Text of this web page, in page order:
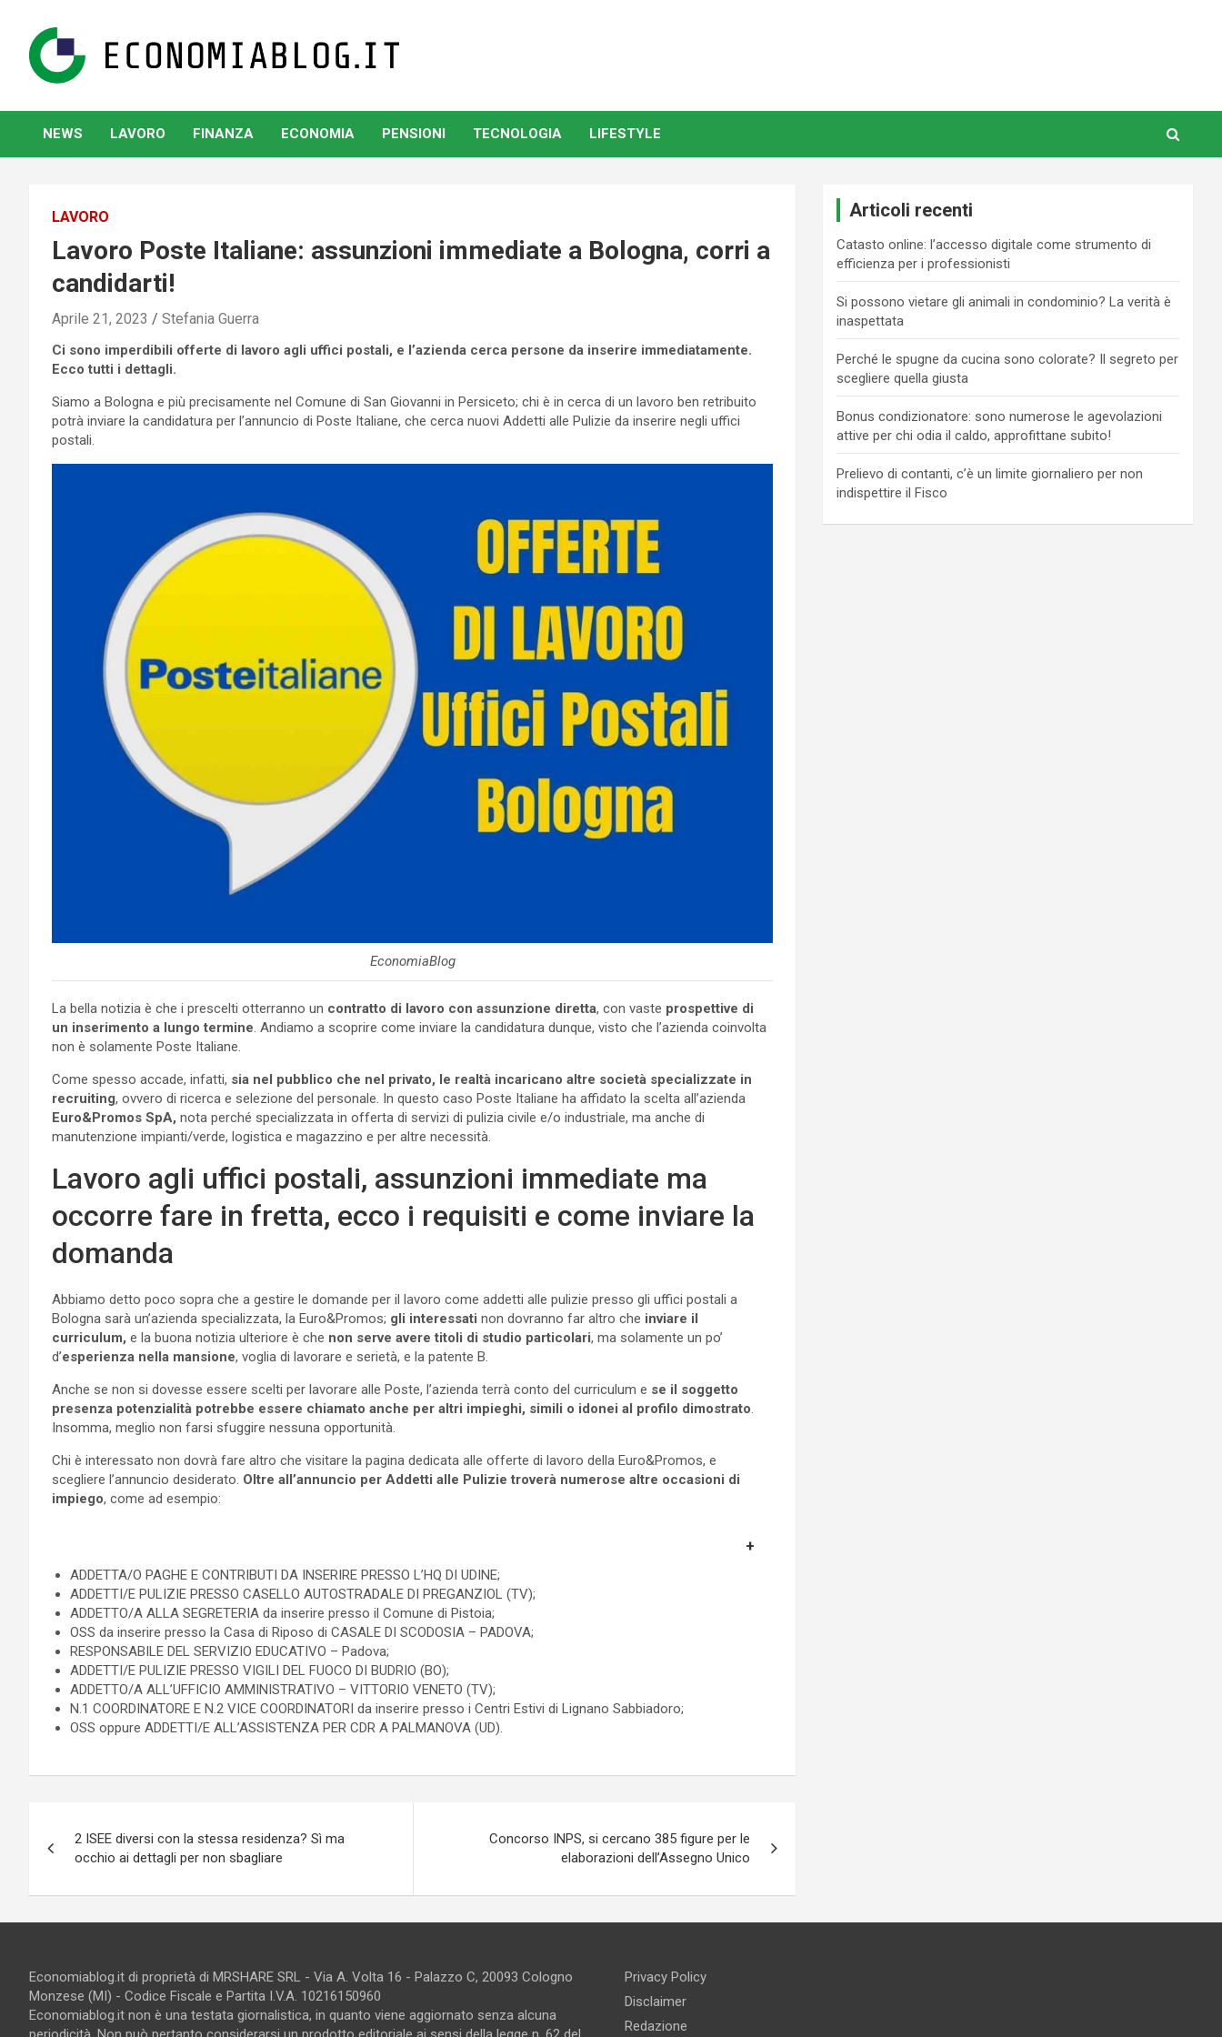
content
www.economiablog.it
NEWS LAVORO FINANZA ECONOMIA PENSIONI TECNOLOGIA LIFESTYLE
LAVORO
Lavoro Poste Italiane: assunzioni immediate a Bologna, corri a
candidarti!
Aprile 21, 2023 Stefania Guerra
Ci sono imperdibili offerte di lavoro agli uffici postali, e l’azienda cerca persone da inserire immediatamente.
Ecco tutti i dettagli.
Siamo a Bologna e più precisamente nel Comune di San Giovanni in Persiceto; chi è in cerca di un lavoro ben retribuito
potrà inviare la candidatura per l’annuncio di Poste Italiane, che cerca nuovi Addetti alle Pulizie da inserire negli uffici
postali.
EconomiaBlog
La bella notizia è che i prescelti otterranno un contratto di lavoro con assunzione diretta, con vaste prospettive di
un inserimento a lungo termine. Andiamo a scoprire come inviare la candidatura dunque, visto che l’azienda coinvolta
non è solamente Poste Italiane.
Come spesso accade, infatti, sia nel pubblico che nel privato, le realtà incaricano altre società specializzate in
recruiting, ovvero di ricerca e selezione del personale. In questo caso Poste Italiane ha affidato la scelta all’azienda
Euro&Promos SpA, nota perché specializzata in offerta di servizi di pulizia civile e/o industriale, ma anche di
manutenzione impianti/verde, logistica e magazzino e per altre necessità.
Lavoro agli uffici postali, assunzioni immediate ma
occorre fare in fretta, ecco i requisiti e come inviare la
domanda
Abbiamo detto poco sopra che a gestire le domande per il lavoro come addetti alle pulizie presso gli uffici postali a
Bologna sarà un’azienda specializzata, la Euro&Promos; gli interessati non dovranno far altro che inviare il
curriculum, e la buona notizia ulteriore è che non serve avere titoli di studio particolari, ma solamente un po’
d’esperienza nella mansione, voglia di lavorare e serietà, e la patente B.
Anche se non si dovesse essere scelti per lavorare alle Poste, l’azienda terrà conto del curriculum e se il soggetto
presenza potenzialità potrebbe essere chiamato anche per altri impieghi, simili o idonei al profilo dimostrato.
Insomma, meglio non farsi sfuggire nessuna opportunità.
Chi è interessato non dovrà fare altro che visitare la pagina dedicata alle offerte di lavoro della Euro&Promos, e
scegliere l’annuncio desiderato. Oltre all’annuncio per Addetti alle Pulizie troverà numerose altre occasioni di
impiego, come ad esempio:
ADDETTA/O PAGHE E CONTRIBUTI DA INSERIRE PRESSO L’HQ DI UDINE;
ADDETTI/E PULIZIE PRESSO CASELLO AUTOSTRADALE DI PREGANZIOL (TV);
ADDETTO/A ALLA SEGRETERIA da inserire presso il Comune di Pistoia;
OSS da inserire presso la Casa di Riposo di CASALE DI SCODOSIA – PADOVA;
RESPONSABILE DEL SERVIZIO EDUCATIVO – Padova;
ADDETTI/E PULIZIE PRESSO VIGILI DEL FUOCO DI BUDRIO (BO);
ADDETTO/A ALL’UFFICIO AMMINISTRATIVO – VITTORIO VENETO (TV);
N.1 COORDINATORE E N.2 VICE COORDINATORI da inserire presso i Centri Estivi di Lignano Sabbiadoro;
OSS oppure ADDETTI/E ALL’ASSISTENZA PER CDR A PALMANOVA (UD).
articoli
2 ISEE diversi con la stessa residenza? Sì ma
occhio ai dettagli per non sbagliare
Concorso INPS, si cercano 385 figure per le
elaborazioni dell’Assegno Unico
Articoli recenti
Catasto online: l’accesso digitale come strumento di
efficienza per i professionisti
Si possono vietare gli animali in condominio? La verità è
inaspettata
Perché le spugne da cucina sono colorate? Il segreto per
scegliere quella giusta
Bonus condizionatore: sono numerose le agevolazioni
attive per chi odia il caldo, approfittane subito!
Prelievo di contanti, c’è un limite giornaliero per non
indispettire il Fisco
Economiablog.it di proprietà di MRSHARE SRL - Via A. Volta 16 - Palazzo C, 20093 Cologno
Monzese (MI) - Codice Fiscale e Partita I.V.A. 10216150960
Economiablog.it non è una testata giornalistica, in quanto viene aggiornato senza alcuna
Privacy Policy
Disclaimer
Redazione